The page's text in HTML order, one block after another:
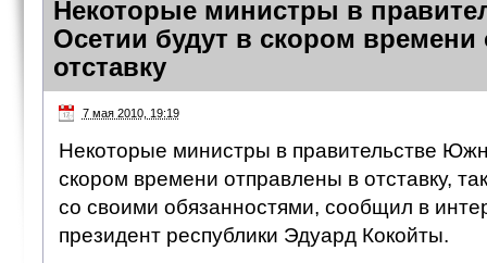
Некоторые министры в
Осетии будут в скором
отставку
7 мая 2010, 19:19
Некоторые министры в правительстве
скором времени отправлены в отставку,
со своими обязанностями, сообщил в
президент республики Эдуард Кокойты.